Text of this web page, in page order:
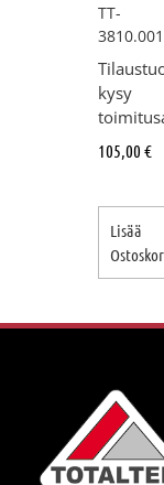
TT-
kysy
105,00 €
Lisää